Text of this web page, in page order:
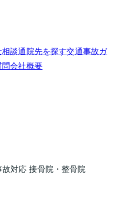
相談通院先を探す交通事故ガ
問会社概要
対応 接骨院・整骨院